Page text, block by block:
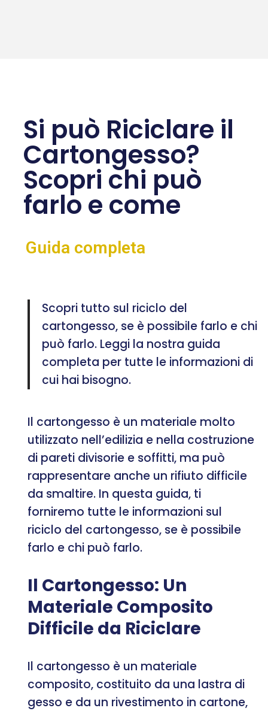
Si può Riciclare il
Cartongesso?
Scopri chi può
farlo e come
Guida completa
Scopri tutto sul riciclo del
cartongesso, se è possibile farlo e chi
può farlo. Leggi la nostra guida
completa per tutte le informazioni di
cui hai bisogno.
Il cartongesso è un materiale molto
utilizzato nell’edilizia e nella costruzione
di pareti divisorie e soffitti, ma può
rappresentare anche un rifiuto difficile
da smaltire. In questa guida, ti
forniremo tutte le informazioni sul
riciclo del cartongesso, se è possibile
farlo e chi può farlo.
Il Cartongesso: Un
Materiale Composito
Difficile da Riciclare
Il cartongesso è un materiale
composito, costituito da una lastra di
gesso e da un rivestimento in cartone,